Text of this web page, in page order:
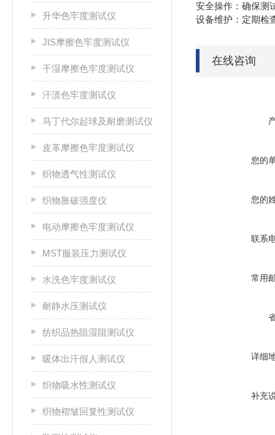
升华色牢度测试仪
JIS摩擦色牢度测试仪
干湿摩擦色牢度测试仪
汗渍色牢度测试仪
马丁代尔起球及耐磨测试仪
皮革摩擦色牢度测试仪
织物透气性测试仪
织物胀破强度仪
电动摩擦色牢度测试仪
MST服装压力测试仪
水洗色牢度测试仪
耐静水压测试仪
纺织品热阻湿阻测试仪
暖体出汗假人测试仪
织物吸水性测试仪
织物褶皱回复性测试仪
安全操作‌：确保测
设备维护‌：定期检
在线咨询
您的
您的
联系
常用
详细
补充